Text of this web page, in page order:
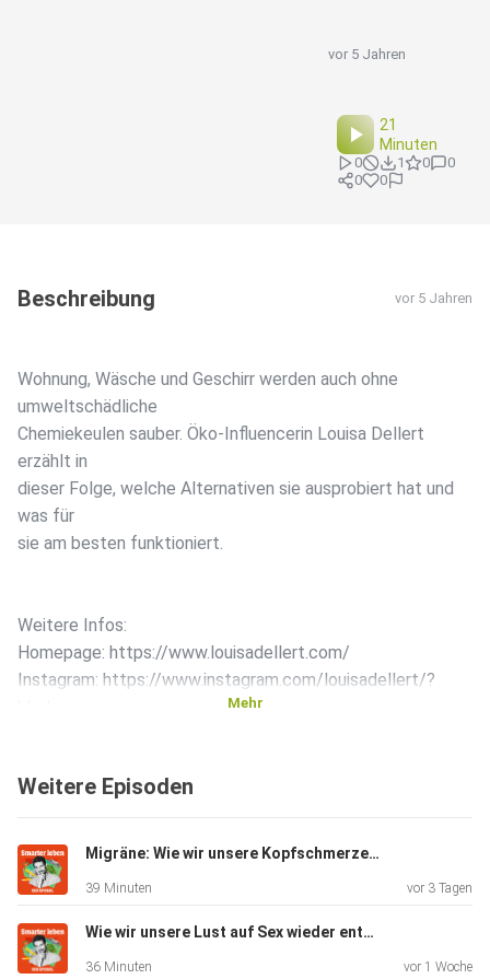
vor 5 Jahren
21
Minuten
0 1 0
0
0
0
Beschreibung vor 5 Jahren
Wohnung, Wäsche und Geschirr werden auch ohne
umweltschädliche
Chemiekeulen sauber. Öko-Influencerin Louisa Dellert
erzählt in
dieser Folge, welche Alternativen sie ausprobiert hat und
was für
sie am besten funktioniert.
Weitere Infos:
Homepage: https://www.louisadellert.com/
Instagram: https://www.instagram.com/louisadellert/?
+++ Alle Infos zu unseren Werbepartnern finden Sie hier.
Die
SPIEGEL-Gruppe ist nicht für den Inhalt dieser Seite
verantwortlich. +++
Mehr
Weitere Episoden
Migräne: Wie wir unsere Kopfschmerzen verstehen und lindern können
39 Minuten vor 3 Tagen
Wie wir unsere Lust auf Sex wieder entdecken können (mit Stephanie Kossow)
36 Minuten vor 1 Woche